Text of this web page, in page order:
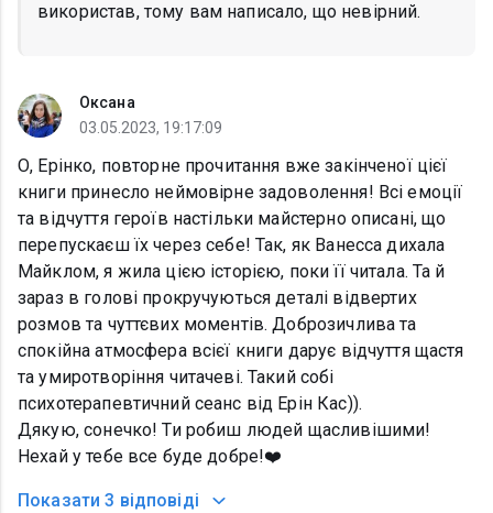
використав, тому вам написало, що невірний.
Оксана
03.05.2023, 19:17:09
О, Ерінко, повторне прочитання вже закінченої цієї
книги принесло неймовірне задоволення! Всі емоції
та відчуття героїв настільки майстерно описані, що
перепускаєш їх через себе! Так, як Ванесса дихала
Майклом, я жила цією історією, поки її читала. Та й
зараз в голові прокручуються деталі відвертих
розмов та чуттєвих моментів. Доброзичлива та
спокійна атмосфера всієї книги дарує відчуття щастя
та умиротворіння читачеві. Такий собі
психотерапевтичний сеанс від Ерін Кас)).
Дякую, сонечко! Ти робиш людей щасливішими!
Нехай у тебе все буде добре!❤️
Показати 3 відповіді